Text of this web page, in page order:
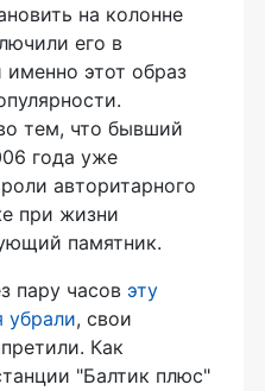
на колонне
его в
именно этот образ
тем, что бывший
года уже
авторитарного
при жизни
памятник.
пару часов эту
убрали, свои
Как
"Балтик плюс"